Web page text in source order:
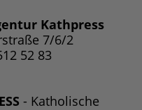
Kathpress
7/6/2
52 83
- Katholische